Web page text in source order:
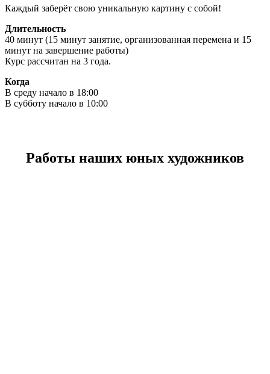
Каждый заберёт свою уникальную картину с собой!
Длительность
40 минут (15 минут занятие, организованная перемена и 15
минут на завершение работы)
Курс рассчитан на 3 года.
Когда
В среду начало в 18:00
В субботу начало в 10:00
Работы наших юных художников